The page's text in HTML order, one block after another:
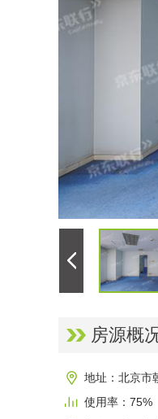
房源概
地址：北京市
使用率：75%